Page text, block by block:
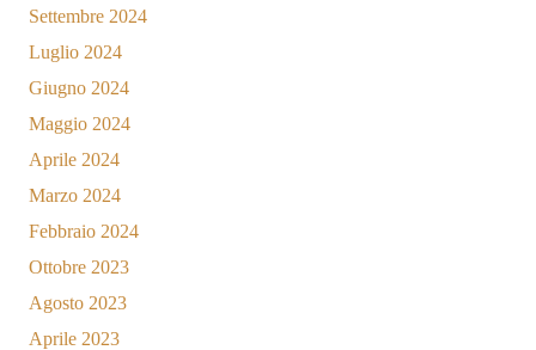
Settembre 2024
Luglio 2024
Giugno 2024
Maggio 2024
Aprile 2024
Marzo 2024
Febbraio 2024
Ottobre 2023
Agosto 2023
Aprile 2023